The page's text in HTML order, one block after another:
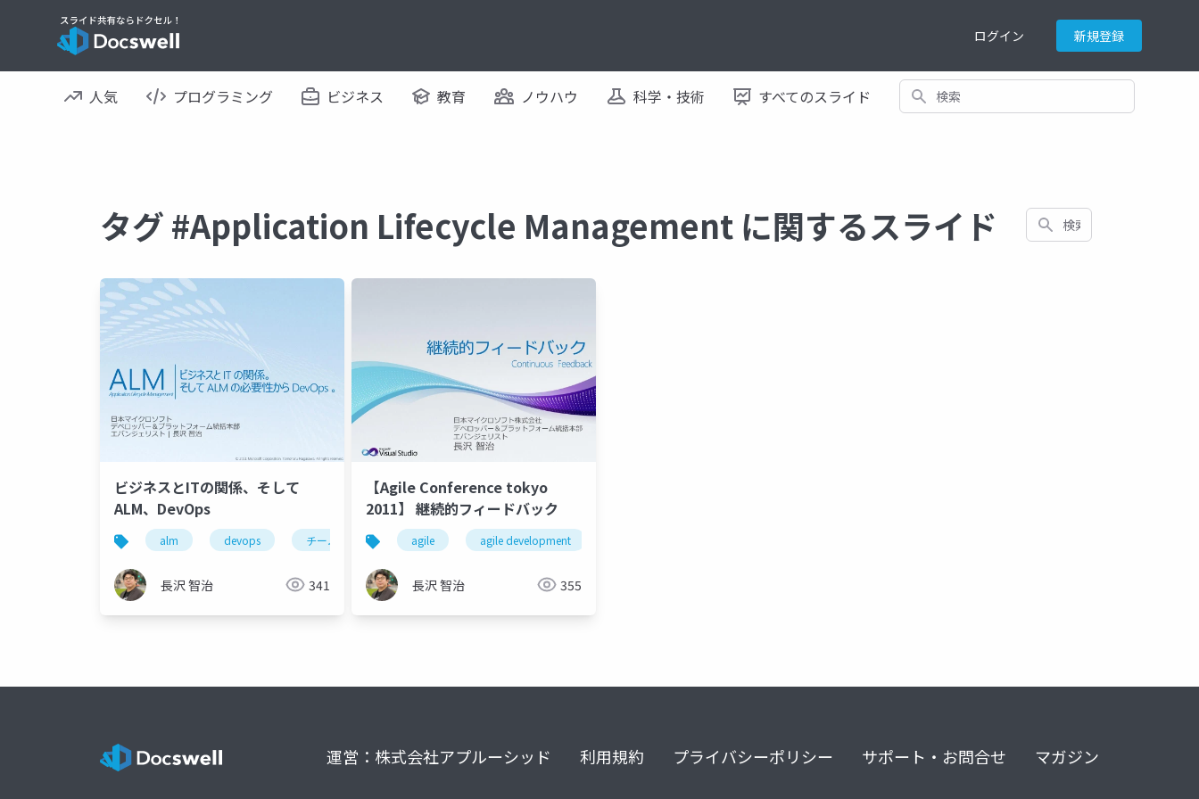
ログイン 新規登録
人気 プログラミング ビジネス 教育 ノウハウ 科学・技術 すべてのスライド 検索
タグ #Application Lifecycle Management に関するスライド 検索
ビジネスとITの関係、そして
ALM、DevOps
alm devops チーム開発
長沢 智治 341
【Agile Conference tokyo
2011】 継続的フィードバック
agile agile development
長沢 智治 355
運営：株式会社アプルーシッド 利用規約 プライバシーポリシー サポート・お問合せ マガジン